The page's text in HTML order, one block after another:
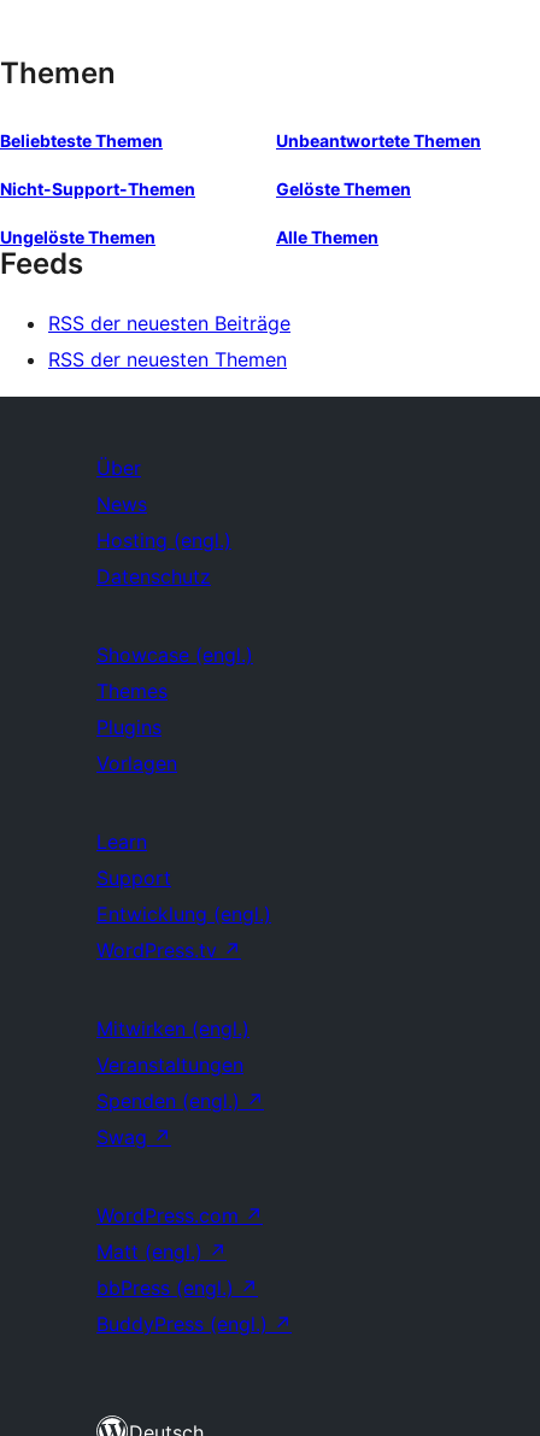
Themen
Beliebteste Themen Unbeantwortete Themen
Nicht-Support-Themen Gelöste Themen
Ungelöste Themen Alle Themen
Feeds
RSS der neuesten Beiträge
RSS der neuesten Themen
Über
News
Hosting (engl.)
Datenschutz
Showcase (engl.)
Themes
Plugins
Vorlagen
Learn
Support
Entwicklung (engl.)
WordPress.tv ↗
Mitwirken (engl.)
Veranstaltungen
Spenden (engl.) ↗
Swag ↗
WordPress.com ↗
Matt (engl.) ↗
bbPress (engl.) ↗
BuddyPress (engl.) ↗